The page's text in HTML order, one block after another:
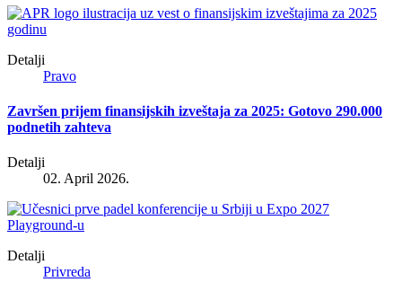
Detalji
Pravo
Završen prijem finansijskih izveštaja za 2025: Gotovo 290.000
podnetih zahteva
Detalji
02. April 2026.
Detalji
Privreda